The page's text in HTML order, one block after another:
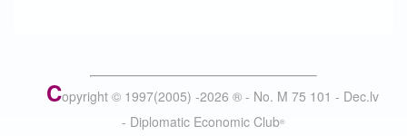
Copyright © 1997(2005) -2026 ® - No. M 75 101 - Dec.lv
- Diplomatic Economic Club®